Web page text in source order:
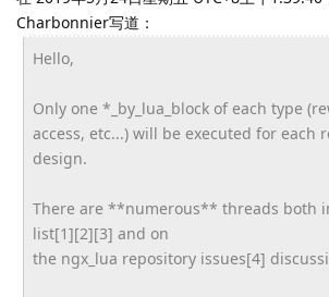
Charbonnier写道：
Hello,
Only one *_by_lua_block of each type
access, etc...) will be executed for each
design.
There are **numerous** threads both
list[1][2][3] and on
the ngx_lua repository issues[4]